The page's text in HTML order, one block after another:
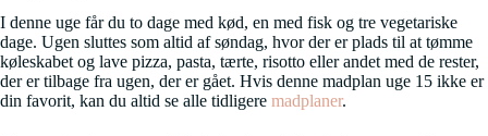
I denne uge får du to dage med kød, en med fisk og tre vegetariske
dage. Ugen sluttes som altid af søndag, hvor der er plads til at tømme
køleskabet og lave pizza, pasta, tærte, risotto eller andet med de rester,
der er tilbage fra ugen, der er gået. Hvis denne madplan uge 15 ikke er
din favorit, kan du altid se alle tidligere madplaner.